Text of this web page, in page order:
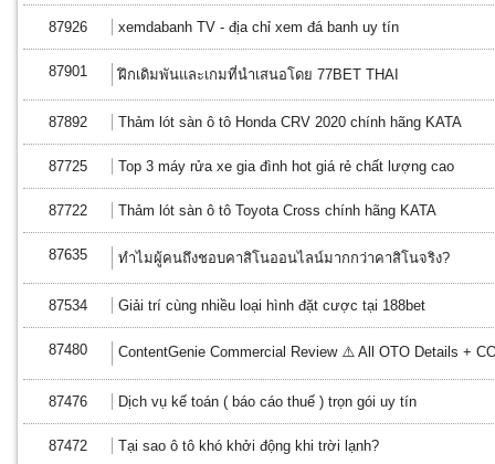
87926 xemdabanh TV - địa chỉ xem đá banh uy tín
87901 ฝึกเดิมพันและเกมที่นำเสนอโดย 77BET THAI
87892 Thảm lót sàn ô tô Honda CRV 2020 chính hãng KATA
87725 Top 3 máy rửa xe gia đình hot giá rẻ chất lượng cao
87722 Thảm lót sàn ô tô Toyota Cross chính hãng KATA
87635 ทำไมผู้คนถึงชอบคาสิโนออนไลน์มากกว่าคาสิโนจริง?
87534 Giải trí cùng nhiều loại hình đặt cược tại 188bet
87480 ContentGenie Commercial Review ⚠️ All OTO Details +
87476 Dịch vụ kế toán ( báo cáo thuế ) trọn gói uy tín
87472 Tại sao ô tô khó khởi động khi trời lạnh?